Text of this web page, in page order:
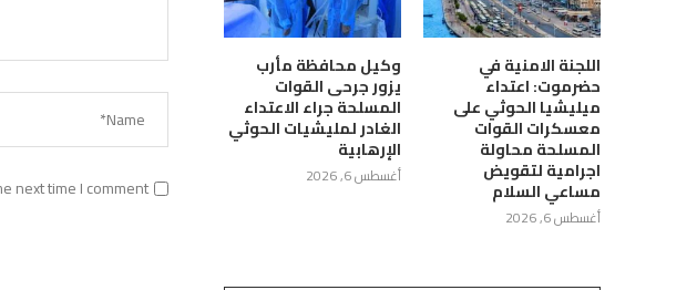
next time I comment.
اللجنة الامنية في
حضرموت: اعتداء
ميليشيا الحوثي على
معسكرات القوات
المسلحة محاولة
اجرامية لتقويض
مساعي السلام
أغسطس 6, 2026
وكيل محافظة مأرب
يزور جرحى القوات
المسلحة جراء الاعتداء
الغادر لمليشيات الحوثي
الإرهابية
أغسطس 6, 2026